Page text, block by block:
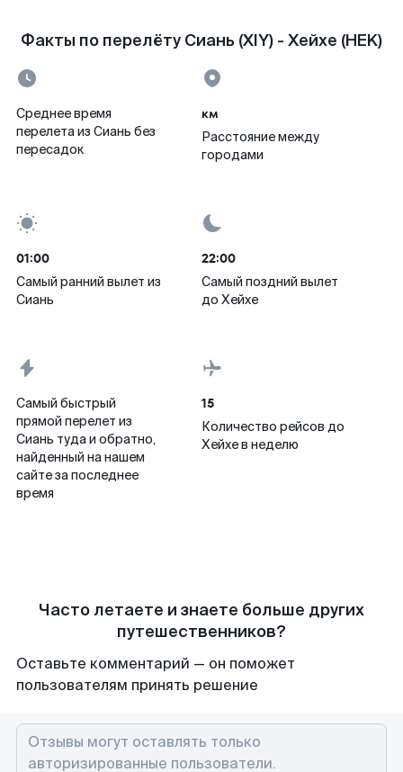
Факты по перелёту Сиань (XIY) - Хейхе (HEK)
Среднее время
перелета из Сиань без
пересадок
км
Расстояние между
городами
01:00
Самый ранний вылет из
Сиань
22:00
Самый поздний вылет
до Хейхе
Самый быстрый
прямой перелет из
Сиань туда и обратно,
найденный на нашем
сайте за последнее
время
15
Количество рейсов до
Хейхе в неделю
Часто летаете и знаете больше других
путешественников?
Оставьте комментарий — он поможет
пользователям принять решение